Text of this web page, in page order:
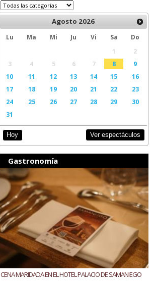
Agosto 2026
Lu Ma Mi Ju Vi Sa
Do
1
2
3
4 5 6 7 8
9
10
11 12 13 14 15
16
17
18 19 20 21 22
23
24
25 26 27 28 29
30
31
Hoy Ver espectáculos
Gastronomía
CENA MARIDADA EN EL HOTEL PALACIO DE SAMANIEGO